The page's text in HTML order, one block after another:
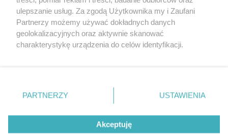
© 2026 Grupa ZPR Media
ulepszanie usług. Za zgodą Użytkownika my i Zaufani
Partnerzy możemy używać dokładnych danych
geolokalizacyjnych oraz aktywnie skanować
charakterystykę urządzenia do celów identyfikacji.
zmienić/wycofać klikając przycisk ustawień prywatności
znajdujący się w lewym dolnym rogu strony
rodzaje przetwarzania danych nie wymagają zgody
użytkownika, ale masz prawo sprzeciwić się takiemu
przetwarzaniu. Preferencje będą miały zastosowanie tylko
PARTNERZY USTAWIENIA
Akceptuję